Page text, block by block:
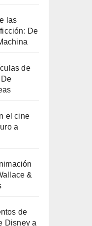
las
De
de
el cine
a
&
de
Disney a